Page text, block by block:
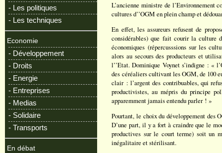
- Les politiques
- Les techniques
Economie
- Développement
- Droits
- Energie
- Entreprises
- Medias
- Solidaire
- Transports
En débat
L’ancienne ministre de l’Environnement
cultures d’’OGM en plein champ et
En effet, les assureurs refusent de
considérables) que fait courir la culture
économiques (répercusssions sur les
alors au secours des producteurs et
l’’Etat. Dominique Voynet s’indigne : «
des céréaliers cultivant les OGM, de 100
clair : l’argent des contribuables, qui
productivistes, au mépris du principe
apparemment jamais entendu parler ! »
Pourtant, le choix du développement des
D’une part, il y a fort à craindre que le
productives sur le court terme) soit un
inégalitaire et stérilisant.